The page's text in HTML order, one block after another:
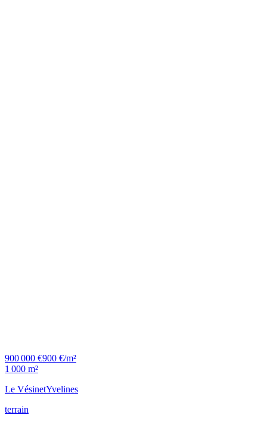
900 000 €900 €/m²
1 000 m²
Le VésinetYvelines
terrain